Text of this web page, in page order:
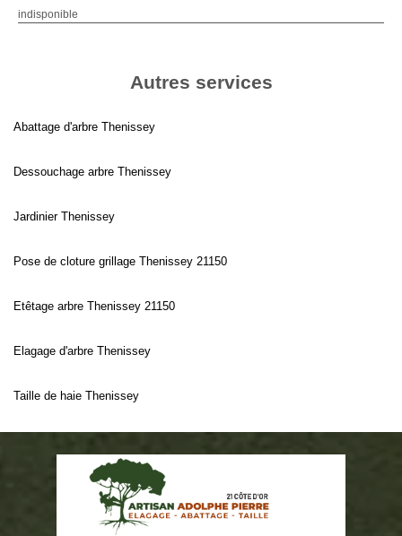
indisponible
Autres services
Abattage d'arbre Thenissey
Dessouchage arbre Thenissey
Jardinier Thenissey
Pose de cloture grillage Thenissey 21150
Etêtage arbre Thenissey 21150
Elagage d'arbre Thenissey
Taille de haie Thenissey